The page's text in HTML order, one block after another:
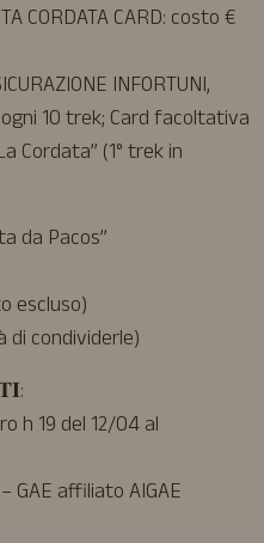
CORDATA CARD: costo €
INFORTUNI,
10 trek; Card facoltativa
Cordata” (1° trek in
da Pacos”
escluso)
di condividerle)
h 19 del 12/04 al
GAE affiliato AIGAE